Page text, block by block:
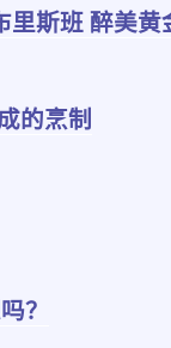
里斯班 醉美黄
的烹制
？